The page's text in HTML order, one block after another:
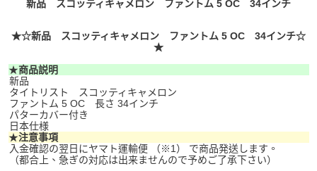
新品 スコッティキャメロン ファントム 5 OC 34インチ
★☆新品 スコッティキャメロン ファントム 5 OC 34インチ☆
★
★商品説明
新品
タイトリスト スコッティキャメロン
ファントム 5 OC 長さ 34インチ
パターカバー付き
日本仕様
★注意事項
入金確認の翌日にヤマト運輸便 （※1） で商品発送します。
（都合上、急ぎの対応は出来ませんので予めご了承下さい）